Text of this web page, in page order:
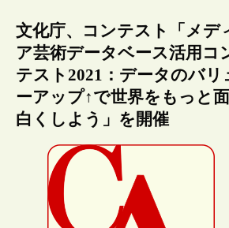
文化庁、コンテスト「メデ
ア芸術データベース活用コ
テスト2021：データのバリ
ーアップ↑で世界をもっと面
白くしよう」を開催